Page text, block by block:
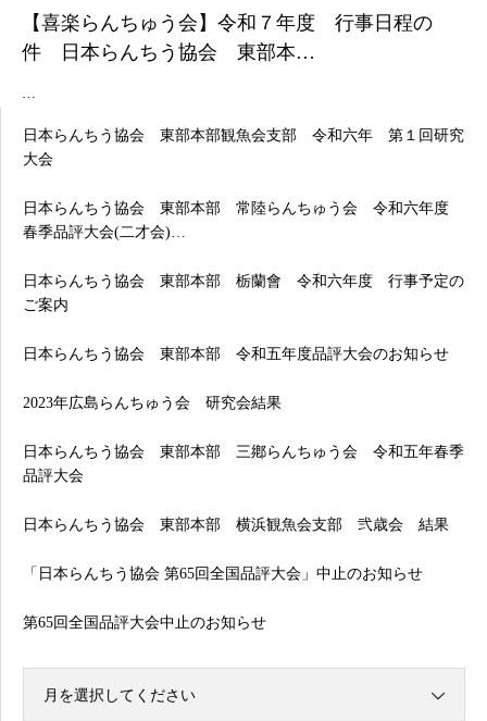
【喜楽らんちゅう会】令和７年度 行事日程の
件 日本らんちう協会 東部本…
日本らんちう協会 東部本部観魚会支部 令和六年 第１回研究
大会
日本らんちう協会 東部本部 常陸らんちゅう会 令和六年度
春季品評大会(二才会)…
日本らんちう協会 東部本部 栃蘭會 令和六年度 行事予定の
ご案内
日本らんちう協会 東部本部 令和五年度品評大会のお知らせ
2023年広島らんちゅう会 研究会結果
日本らんちう協会 東部本部 三鄕らんちゅう会 令和五年春季
品評大会
日本らんちう協会 東部本部 横浜観魚会支部 弐歳会 結果
「日本らんちう協会 第65回全国品評大会」中止のお知らせ
第65回全国品評大会中止のお知らせ
月を選択してください